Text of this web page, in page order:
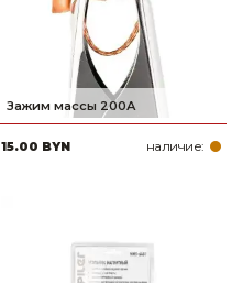
Зажим массы 200А
15.00 BYN наличие: